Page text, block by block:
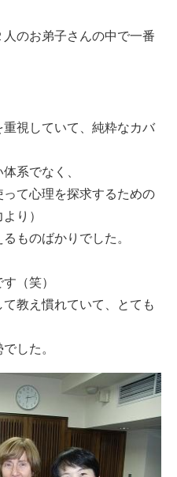
のお弟子さんの中で一番
重視していて、純粋なカバ
系でなく、
って心理を探求するための
り）
ものばかりでした。
（笑）
教え慣れていて、とても
した。